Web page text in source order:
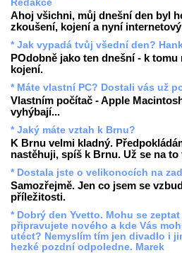
Redakce
Ahoj všichni, můj dnešní den byl
zkoušení, kojení a nyní
* Jak vypadá tvůj všední den?
POdobně jako ten dnešní - k
kojení.
* Máte vlastní PC? Dostali vás už
Vlastním počítač - Apple
vyhýbají...
* Jaký máte vztah k Brnu?
K Brnu velmi kladný.
nastěhuji, spíš k Brnu. Už se na to
* Dostala jste o velikonocích na
Samozřejmě. Jen co jsem se
příležitosti.
* Dobrý den Yvetto. Mohu se
připravujete nového a kde Vás
utéct? Nemyslím tím jen divadlo i
hezké pozdní odpoledne. Marek